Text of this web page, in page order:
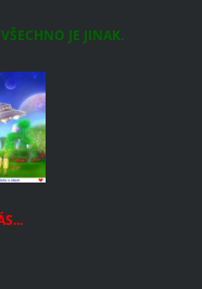
JE JINAK.